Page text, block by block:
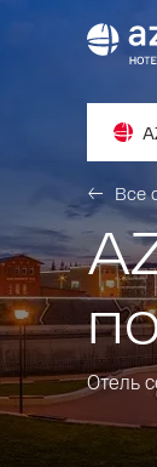
Все
Отель